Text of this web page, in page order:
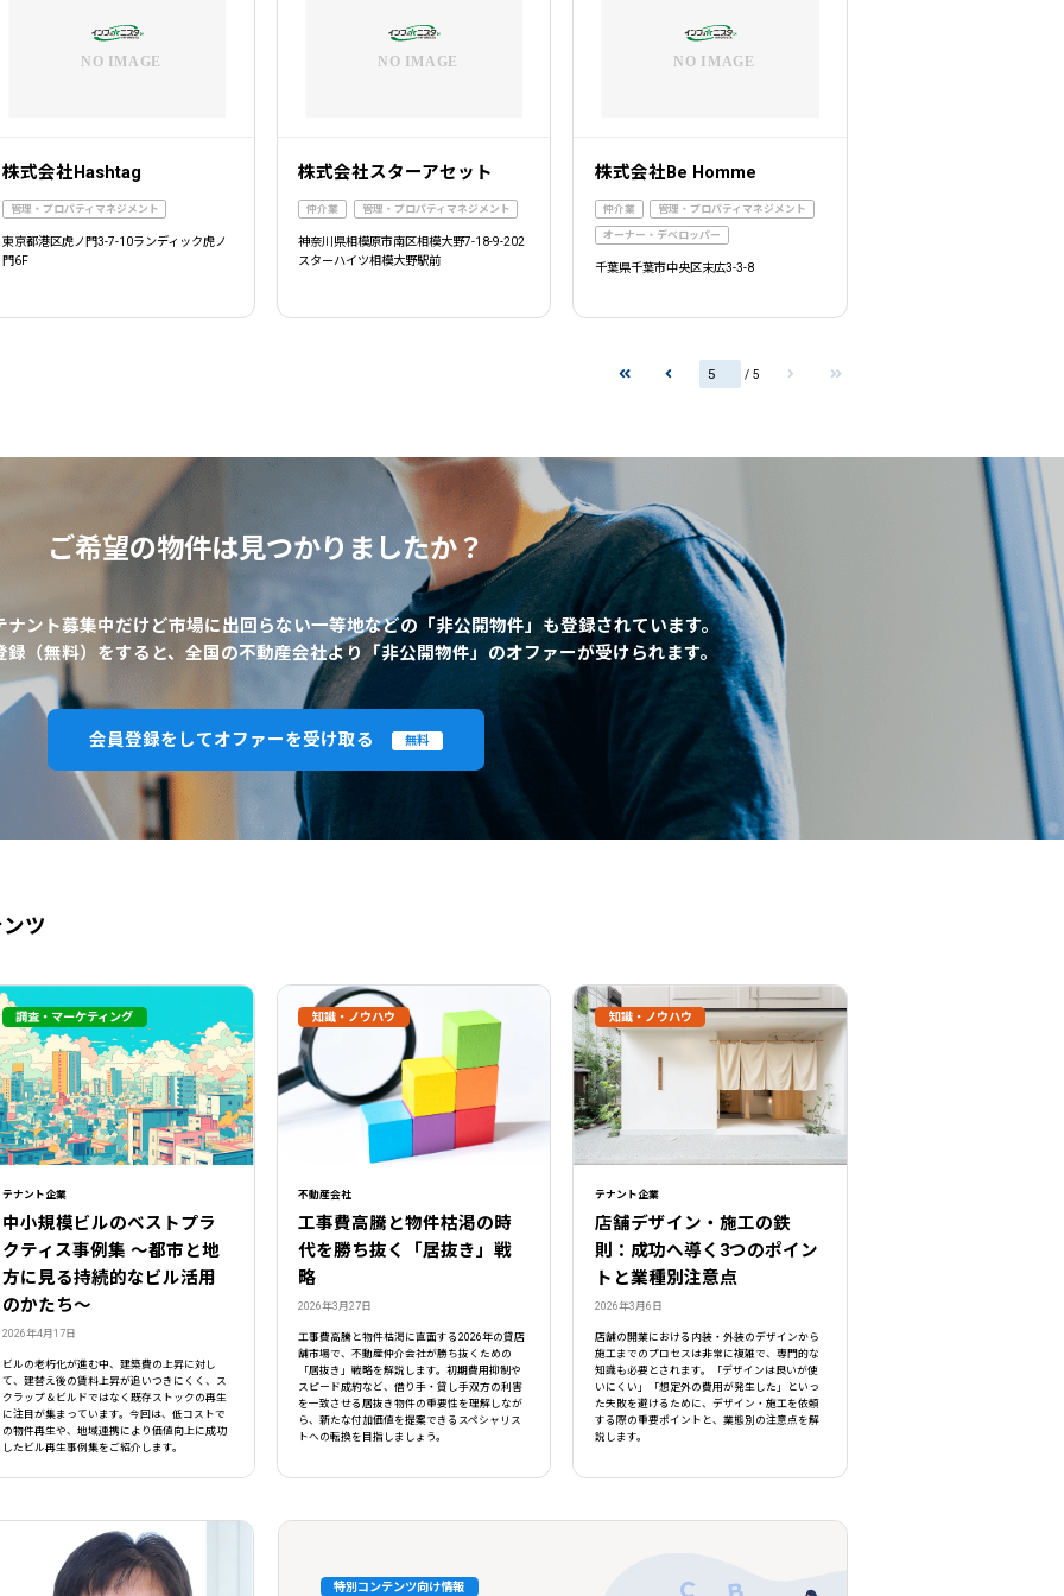
株式会社Hashtag
管理・プロパティマネジメント
東京都港区虎ノ門3-7-10ランディック虎ノ
門6F
株式会社スターアセット
仲介業 管理・プロパティマネジメント
神奈川県相模原市南区相模大野7-18-9-202
スターハイツ相模大野駅前
株式会社Be Homme
仲介業 管理・プロパティマネジメント
オーナー・デベロッパー
千葉県千葉市中央区末広3-3-8
/ 5
ご希望の物件は見つかりましたか？
ナント募集中だけど市場に出回らない一等地などの「非公開物件」も登録されています。
録（無料）をすると、全国の不動産会社より「非公開物件」のオファーが受けられます。
会員登録をしてオファーを受け取る 無料
ツ
テナント企業
中小規模ビルのベストプラ
クティス事例集 ～都市と地
方に見る持続的なビル活用
のかたち～
2026年4月17日
ビルの老朽化が進む中、建築費の上昇に対し
て、建替え後の賃料上昇が追いつきにくく、ス
クラップ＆ビルドではなく既存ストックの再生
に注目が集まっています。今回は、低コストで
の物件再生や、地域連携により価値向上に成功
したビル再生事例集をご紹介します。
調査・マーケティング
不動産会社
工事費高騰と物件枯渇の時
代を勝ち抜く「居抜き」戦
略
2026年3月27日
工事費高騰と物件枯渇に直面する2026年の貸店
舗市場で、不動産仲介会社が勝ち抜くための
「居抜き」戦略を解説します。初期費用抑制や
スピード成約など、借り手・貸し手双方の利害
を一致させる居抜き物件の重要性を理解しなが
ら、新たな付加価値を提案できるスペシャリス
トへの転換を目指しましょう。
知識・ノウハウ
テナント企業
店舗デザイン・施工の鉄
則：成功へ導く3つのポイン
トと業種別注意点
2026年3月6日
店舗の開業における内装・外装のデザインから
施工までのプロセスは非常に複雑で、専門的な
知識も必要とされます。「デザインは良いが使
いにくい」「想定外の費用が発生した」といっ
た失敗を避けるために、デザイン・施工を依頼
する際の重要ポイントと、業態別の注意点を解
説します。
知識・ノウハウ
特別コンテンツ向け情報